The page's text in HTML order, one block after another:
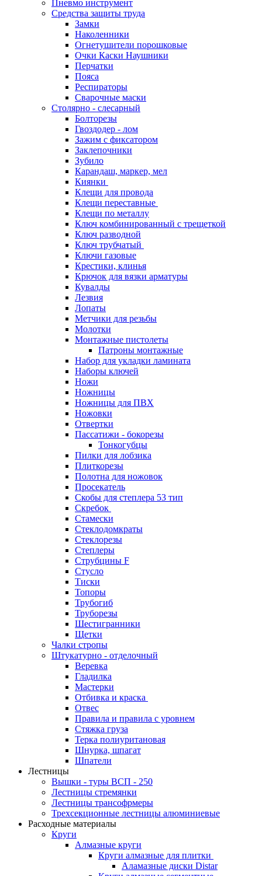
Пневмо инструмент
Средства защиты труда
Замки
Наколенники
Огнетушители порошковые
Очки Каски Наушники
Перчатки
Пояса
Респираторы
Сварочные маски
Столярно - слесарный
Болторезы
Гвоздодер - лом
Зажим с фиксатором
Заклепочники
Зубило
Карандаш, маркер, мел
Киянки
Клещи для провода
Клещи переставные
Клещи по металлу
Ключ комбинированный с трещеткой
Ключ разводной
Ключ трубчатый
Ключи газовые
Крестики, клинья
Крючок для вязки арматуры
Кувалды
Лезвия
Лопаты
Метчики для резьбы
Молотки
Монтажные пистолеты
Патроны монтажные
Набор для укладки ламината
Наборы ключей
Ножи
Ножницы
Ножницы для ПВХ
Ножовки
Отвертки
Пассатижи - бокорезы
Тонкогубцы
Пилки для лобзика
Плиткорезы
Полотна для ножовок
Просекатель
Скобы для степлера 53 тип
Скребок
Стамески
Стеклодомкраты
Стеклорезы
Степлеры
Струбцины F
Стусло
Тиски
Топоры
Трубогиб
Труборезы
Шестигранники
Щетки
Чалки стропы
Штукатурно - отделочный
Веревка
Гладилка
Мастерки
Отбивка и краска
Отвес
Правила и правила с уровнем
Стяжка груза
Терка полиуритановая
Шнурка, шпагат
Шпатели
Лестницы
Вышки - туры ВСП - 250
Лестницы стремянки
Лестницы трансофрмеры
Трехсекционные лестницы алюминиевые
Расходные материалы
Круги
Алмазные круги
Круги алмазные для плитки
Аламазные диски Distar